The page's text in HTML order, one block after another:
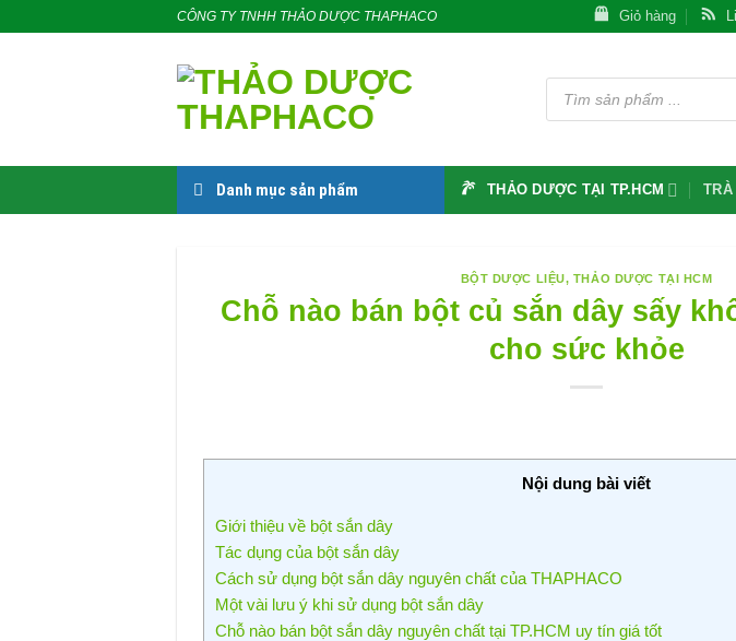
CÔNG TY TNHH THẢO DƯỢC THAPHACO Giỏ hàng
Tìm
kiếm
phẩm
Danh mục sản phẩm THẢO DƯỢC TẠI TP.HCM TRÀ
BỘT DƯỢC LIỆU, THẢO DƯỢC TẠI HCM
Chỗ nào bán bột củ sắn dây sấy
cho sức khỏe
Nội dung bài viết
Giới thiệu về bột sắn dây
Tác dụng của bột sắn dây
Cách sử dụng bột sắn dây nguyên chất của THAPHACO
Một vài lưu ý khi sử dụng bột sắn dây
Chỗ nào bán bột sắn dây nguyên chất tại TP.HCM uy tín giá tốt